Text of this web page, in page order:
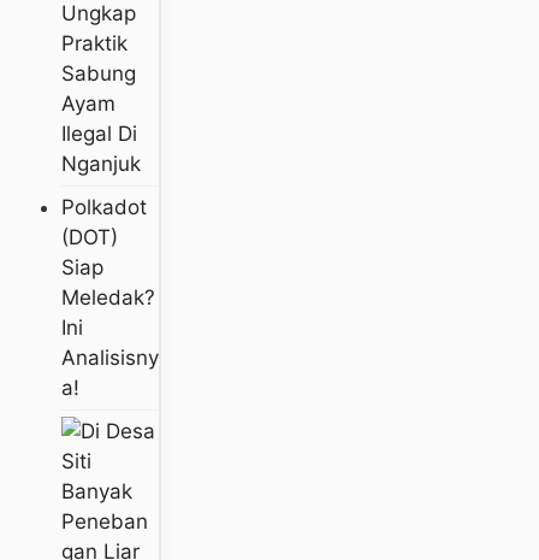
Ungkap
Praktik
Sabung
Ayam
Ilegal Di
Nganjuk
Polkadot
(DOT)
Siap
Meledak?
Ini
Analisisny
A!